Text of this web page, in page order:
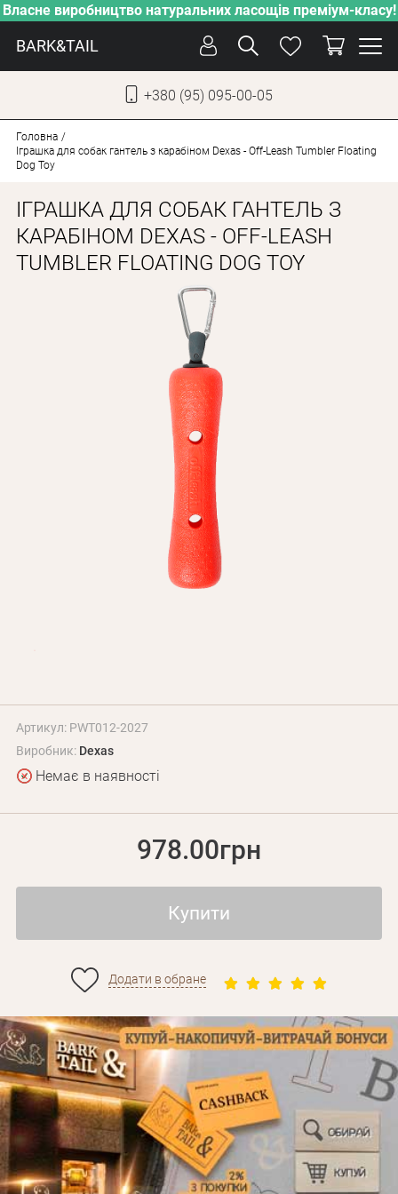
Власне виробництво натуральних ласощів преміум-класу!
BARK&TAIL
+380 (95) 095-00-05
КОТИ
ВІД СПЕКИ
ВЛАСНЕ ВИРОБНИЦТВО
НОВИНКИ
АКЦІЇ
БЛОГ
Оплата і доставка
Програма лояльності
Про Нас
Оптовим клієнтам
Контакти
+380 (95) 095-00-05
Головна
Іграшка для собак гантель з карабіном Dexas - Off-Leash Tumbler Floating
Dog Toy
ІГРАШКА ДЛЯ СОБАК ГАНТЕЛЬ З
КАРАБІНОМ DEXAS - OFF-LEASH
TUMBLER FLOATING DOG TOY
Артикул: PWT012-2027
Виробник: Dexas
Немає в наявності
978.00грн
Купити
Додати в обране
Забули пароль?